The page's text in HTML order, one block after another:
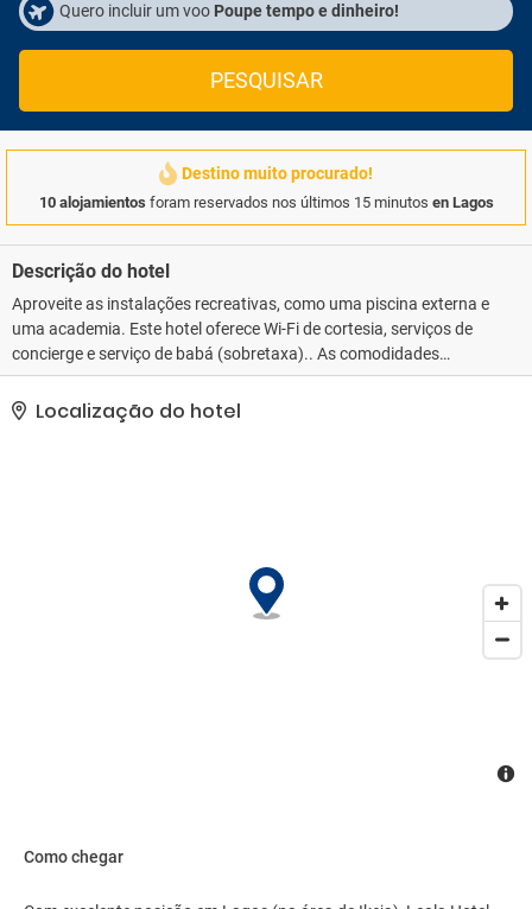
Quero incluir um voo Poupe tempo e dinheiro!
PESQUISAR
Destino muito procurado!
10 alojamientos foram reservados nos últimos 15 minutos en Lagos
Descrição do hotel
Aproveite as instalações recreativas, como uma piscina externa e
uma academia. Este hotel oferece Wi-Fi de cortesia, serviços de
concierge e serviço de babá (sobretaxa).. As comodidades
presentes incluem acesso grátis à internet com fio, um business
center 24 horas e jornais de cortesia no saguão. Hotel possui um
espaço de 132 metros quadrados, contendo um centro de
Localização do hotel
Como chegar